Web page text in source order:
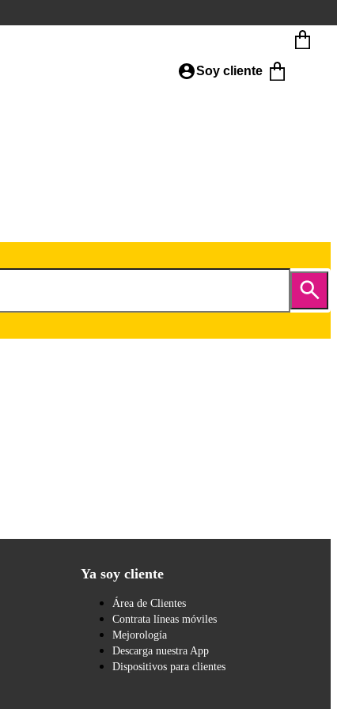
Soy cliente
Ya soy cliente
Área de Clientes
Contrata líneas móviles
Mejorología
Descarga nuestra App
Dispositivos para clientes